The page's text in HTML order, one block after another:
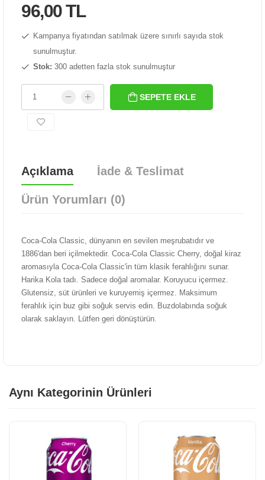
96,00 TL
Kampanya fiyatından satılmak üzere sınırlı sayıda stok
sunulmuştur.
Stok: 300 adetten fazla stok sunulmuştur
SEPETE EKLE
Açıklama İade & Teslimat
Ürün Yorumları (0)
Coca-Cola Classic, dünyanın en sevilen meşrubatıdır ve
1886'dan beri içilmektedir. Coca-Cola Classic Cherry, doğal kiraz
aromasıyla Coca-Cola Classic'in tüm klasik ferahlığını sunar.
Harika Kola tadı. Sadece doğal aromalar. Koruyucu içermez.
Glutensiz, süt ürünleri ve kuruyemiş içermez. Maksimum
ferahlık için buz gibi soğuk servis edin. Buzdolabında soğuk
olarak saklayın. Lütfen geri dönüştürün.
Aynı Kategorinin Ürünleri